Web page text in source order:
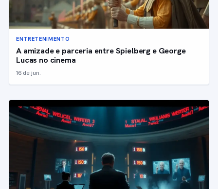
ENTRETENIMENTO
A amizade e parceria entre Spielberg e George
Lucas no cinema
16 de jun.